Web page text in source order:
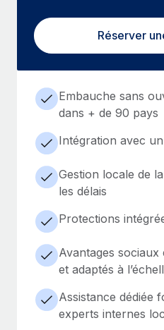
Réserver
Embauche sans
dans + de 90 pays
Intégration avec
Gestion locale de
les délais
Protections
Avantages
et adaptés à
Assistance dédiée
experts internes